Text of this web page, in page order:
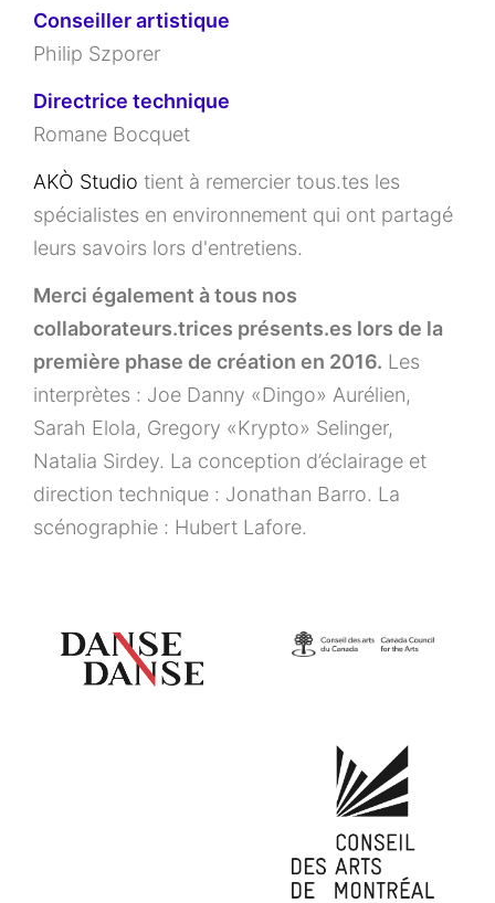
Conseiller artistique
Philip Szporer
Directrice technique
Romane Bocquet
AKÒ Studio tient à remercier tous.tes les
spécialistes en environnement qui ont partagé
leurs savoirs lors d'entretiens.
Merci également à tous nos
collaborateurs.trices présents.es lors de la
première phase de création en 2016. Les
interprètes : Joe Danny «Dingo» Aurélien,
Sarah Elola, Gregory «Krypto» Selinger,
Natalia Sirdey. La conception d’éclairage et
direction technique : Jonathan Barro. La
scénographie : Hubert Lafore.